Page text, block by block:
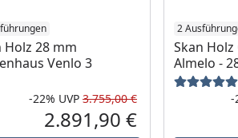
Preis
Holz 28 mm
Venlo 3
Rabatt in Prozent
-22%
Ursprünglicher
UVP 3.755,00 €
Aktueller Preis
2.891,90 €
2
Skan
Almelo -
-